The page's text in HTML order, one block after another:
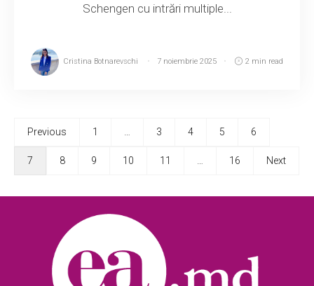
Schengen cu intrări multiple...
Cristina Botnarevschi 7 noiembrie 2025 2 min read
Previous 1 3 4 5 6
7 8 9 10 11 16 Next